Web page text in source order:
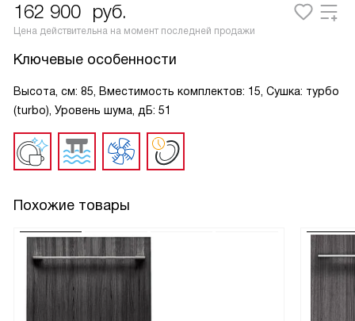
162 900 руб.
Цена действительна на момент последней продажи
Ключевые особенности
Высота, см: 85, Вместимость комплектов: 15, Сушка: турбо
(turbo), Уровень шума, дБ: 51
Похожие товары